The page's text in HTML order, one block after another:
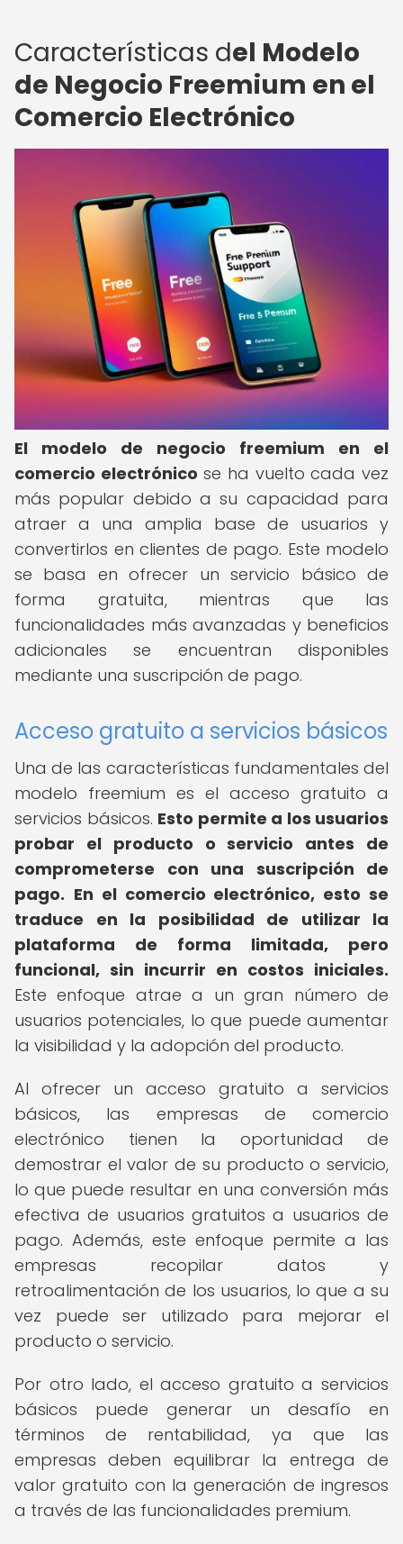
Características del Modelo
de Negocio Freemium en el
Comercio Electrónico
El modelo de negocio freemium en el
comercio electrónico se ha vuelto cada vez
más popular debido a su capacidad para
atraer a una amplia base de usuarios y
convertirlos en clientes de pago. Este modelo
se basa en ofrecer un servicio básico de
forma gratuita, mientras que las
funcionalidades más avanzadas y beneficios
adicionales se encuentran disponibles
mediante una suscripción de pago.
Acceso gratuito a servicios básicos
Una de las características fundamentales del
modelo freemium es el acceso gratuito a
servicios básicos. Esto permite a los usuarios
probar el producto o servicio antes de
comprometerse con una suscripción de
pago. En el comercio electrónico, esto se
traduce en la posibilidad de utilizar la
plataforma de forma limitada, pero
funcional, sin incurrir en costos iniciales.
Este enfoque atrae a un gran número de
usuarios potenciales, lo que puede aumentar
la visibilidad y la adopción del producto.
Al ofrecer un acceso gratuito a servicios
básicos, las empresas de comercio
electrónico tienen la oportunidad de
demostrar el valor de su producto o servicio,
lo que puede resultar en una conversión más
efectiva de usuarios gratuitos a usuarios de
pago. Además, este enfoque permite a las
empresas recopilar datos y
retroalimentación de los usuarios, lo que a su
vez puede ser utilizado para mejorar el
producto o servicio.
Por otro lado, el acceso gratuito a servicios
básicos puede generar un desafío en
términos de rentabilidad, ya que las
empresas deben equilibrar la entrega de
valor gratuito con la generación de ingresos
a través de las funcionalidades premium.